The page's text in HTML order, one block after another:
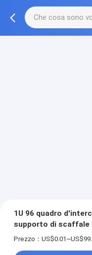
1U 96 quadro
supporto di scaffale
di Data Center
Prezzo：